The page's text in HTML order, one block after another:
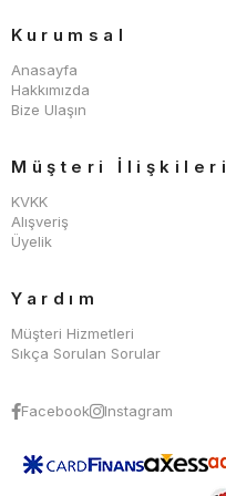
Kurumsal
Anasayfa
Hakkımızda
Bize Ulaşın
Müşteri İlişkileri
KVKK
Alışveriş
Üyelik
Yardım
Müşteri Hizmetleri
Sıkça Sorulan Sorular
Facebook Instagram